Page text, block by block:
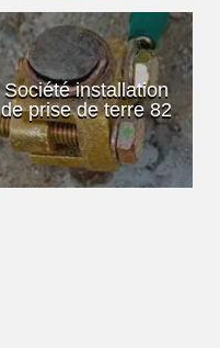
Société installation
de prise de terre 82